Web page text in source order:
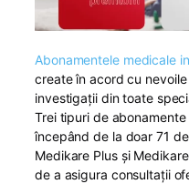
Abonamentele medicale
create în acord cu
investigații din toate
Trei tipuri de
începând de la doar 71
Medikare Plus și
de a asigura consultații